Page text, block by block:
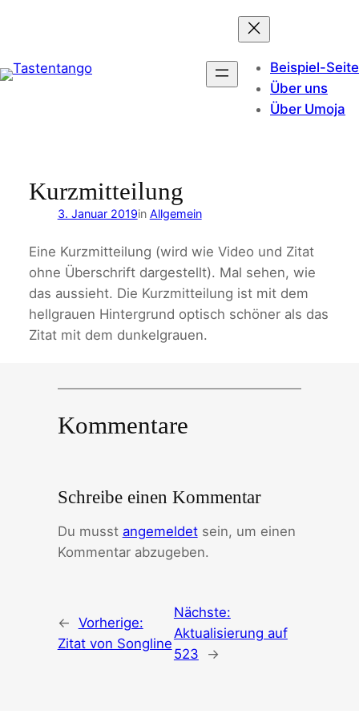
Beispiel-Seite
Über uns
Über Umoja
Kurzmitteilung
3. Januar 2019in Allgemein
Eine Kurzmitteilung (wird wie Video und Zitat
ohne Überschrift dargestellt). Mal sehen, wie
das aussieht. Die Kurzmitteilung ist mit dem
hellgrauen Hintergrund optisch schöner als das
Zitat mit dem dunkelgrauen.
Kommentare
Schreibe einen Kommentar
Du musst angemeldetsein, um einen
Kommentar abzugeben.
← Vorherige:
Zitat von Songline
Nächste:
Aktualisierung auf
523
→